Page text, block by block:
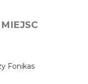
Fonikas